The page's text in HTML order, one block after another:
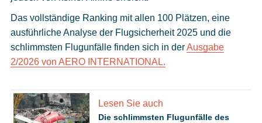
Das vollständige Ranking mit allen 100 Plätzen, eine
ausführliche Analyse der Flugsicherheit 2025 und die
schlimmsten Flugunfälle finden sich in derAusgabe
2/2026 von AERO INTERNATIONAL.
Lesen Sie auch
Die schlimmsten Flugunfälle des